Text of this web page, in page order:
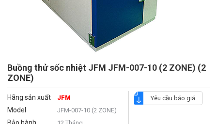
Buồng thử sốc nhiệt JFM JFM-007-10 (2 ZONE) (2
ZONE)
Hãng sản xuất JFM
Model JFM-007-10 (2 ZONE)
Yêu cầu báo giá